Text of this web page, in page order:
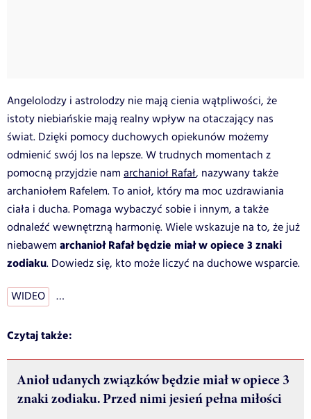
Angelolodzy i astrolodzy nie mają cienia wątpliwości, że
istoty niebiańskie mają realny wpływ na otaczający nas
świat. Dzięki pomocy duchowych opiekunów możemy
odmienić swój los na lepsze. W trudnych momentach z
pomocną przyjdzie nam archanioł Rafał, nazywany także
archaniołem Rafelem. To anioł, który ma moc uzdrawiania
ciała i ducha. Pomaga wybaczyć sobie i innym, a także
odnaleźć wewnętrzną harmonię. Wiele wskazuje na to, że już
niebawem archanioł Rafał będzie miał w opiece 3 znaki
zodiaku. Dowiedz się, kto może liczyć na duchowe wsparcie.
WIDEO …
Czytaj także:
Anioł udanych związków będzie miał w opiece 3
znaki zodiaku. Przed nimi jesień pełna miłości